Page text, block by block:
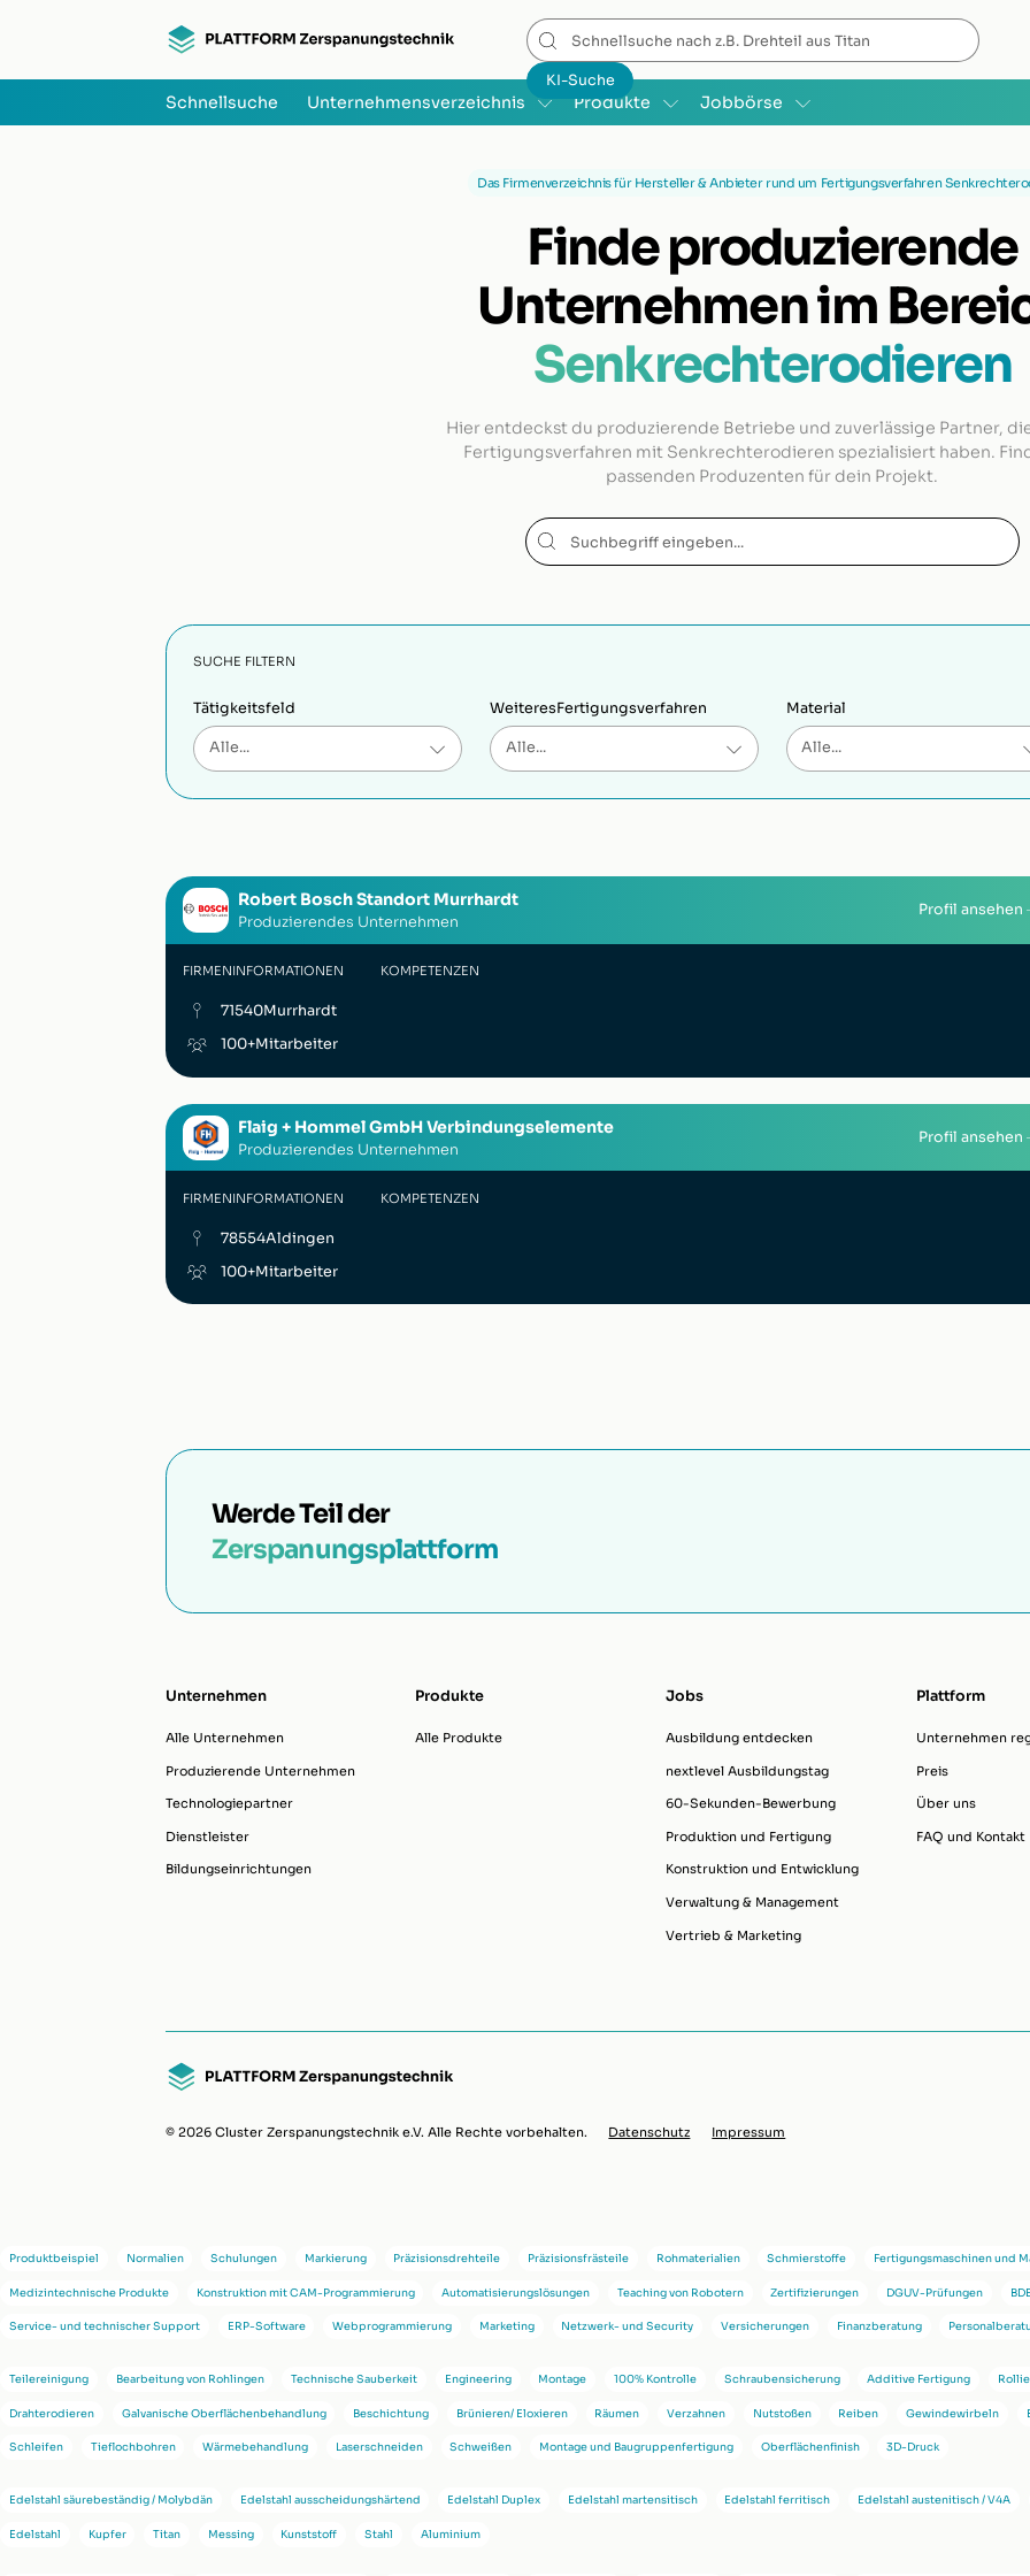
Schnellsuche Unternehmensverzeichnis Produkte Jobbörse
Das Firmenverzeichnis für Hersteller & Anbieter rund um Fertigungsverfahren
Finde produzierende
Unternehmen im
Senkrechterodieren
Hier entdeckst du produzierende Betriebe und zuverlässige Partner,
Fertigungsverfahren mit Senkrechterodieren spezialisiert haben.
passenden Produzenten für dein Projekt.
SUCHE FILTERN
Tätigkeitsfeld WeiteresFertigungsverfahren Material
Robert Bosch Standort Murrhardt
Produzierendes Unternehmen
Profil ansehen
FIRMENINFORMATIONEN
71540Murrhardt
100+Mitarbeiter
KOMPETENZEN
Flaig + Hommel GmbH Verbindungselemente
Produzierendes Unternehmen
Profil ansehen
FIRMENINFORMATIONEN
78554Aldingen
100+Mitarbeiter
KOMPETENZEN
Werde Teil der
Zerspanungsplattform
Unternehmen
Alle Unternehmen
Produzierende Unternehmen
Technologiepartner
Dienstleister
Bildungseinrichtungen
Produkte
Alle Produkte
Jobs
Ausbildung entdecken
nextlevel Ausbildungstag
60-Sekunden-Bewerbung
Produktion und Fertigung
Konstruktion und Entwicklung
Verwaltung & Management
Vertrieb & Marketing
Plattform
Unternehmen
Preis
Über uns
FAQ und Kontakt
© 2026 Cluster Zerspanungstechnik e.V. Alle Rechte vorbehalten. Datenschutz Impressum
Produktbeispiel Normalien Schulungen Markierung Präzisionsdrehteile Präzisionsfrästeile Rohmaterialien Schmierstoffe Fertigungsmaschinen und
Medizintechnische Produkte Konstruktion mit CAM-Programmierung Automatisierungslösungen Teaching von Robotern Zertifizierungen DGUV-Prüfungen
Service- und technischer Support ERP-Software Webprogrammierung Marketing Netzwerk- und Security Versicherungen Finanzberatung
Teilereinigung Bearbeitung von Rohlingen Technische Sauberkeit Engineering Montage 100% Kontrolle Schraubensicherung Additive Fertigung
Drahterodieren Galvanische Oberflächenbehandlung Beschichtung Brünieren/ Eloxieren Räumen Verzahnen Nutstoßen Reiben Gewindewirbeln
Schleifen Tieflochbohren Wärmebehandlung Laserschneiden Schweißen Montage und Baugruppenfertigung Oberflächenfinish 3D-Druck
Edelstahl säurebeständig / Molybdän Edelstahl ausscheidungshärtend Edelstahl Duplex Edelstahl martensitisch Edelstahl ferritisch Edelstahl austenitisch / V4A
Edelstahl Kupfer Titan Messing Kunststoff Stahl Aluminium